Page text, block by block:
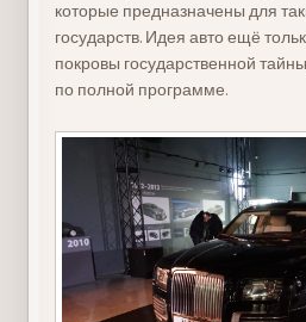
которые предназначены для
государств. Идея авто ещё
покровы государственной
по полной программе.